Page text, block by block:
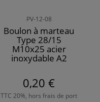
PV-12-08
Boulon à marteau
Type 28/15
M10x25 acier
inoxydable A2
0,20 €
TTC 20%, hors frais de port